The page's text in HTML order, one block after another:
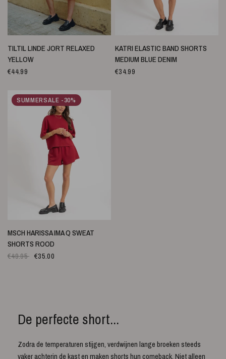
SNELLE WEERGAVE
TILTIL LINDE JORT RELAXED
YELLOW
€44.99
SNELLE WEERGAVE
KATRI ELASTIC BAND SHORTS
MEDIUM BLUE DENIM
€34.99
SUMMERSALE -30%
SNELLE WEERGAVE
MSCH HARISSA IMA Q SWEAT
SHORTS ROOD
€49.95 €35.00
De perfecte short...
Zodra de temperaturen stijgen, verdwijnen lange broeken steeds
vaker achterin de kast en maken shorts hun comeback. Niet alleen